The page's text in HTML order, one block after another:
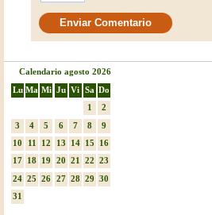
Calendario agosto 2026
Lu Ma Mi Ju Vi Sa Do
1
2
3
4 5 6 7 8
9
10
11 12 13 14 15
16
17 18 19 20 21 22
23
24 25 26 27 28 29
30
31